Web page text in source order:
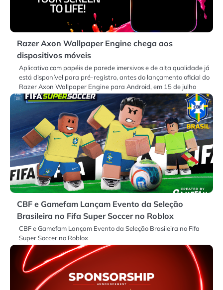
Razer Axon Wallpaper Engine chega aos
dispositivos móveis
Aplicativo com papéis de parede imersivos e de alta qualidade já
está disponível para pré-registro, antes do lançamento oficial do
Razer Axon Wallpaper Engine para Android, em 15 de julho
CBF e Gamefam Lançam Evento da Seleção
Brasileira no Fifa Super Soccer no Roblox
CBF e Gamefam Lançam Evento da Seleção Brasileira no Fifa
Super Soccer no Roblox